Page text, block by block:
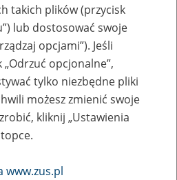
odsetek ustawowych od
świadczeń
takich plików (przycisk
lub dostosować swoje
opcjami”). Jeśli
opcjonalne”,
tylko niezbędne pliki
możesz zmienić swoje
kliknij „Ustawienia
www.zus.pl